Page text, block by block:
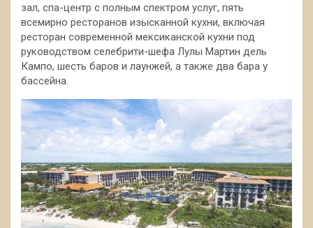
зал, спа-центр с полным спектром услуг, пять
всемирно ресторанов изысканной кухни, включая
ресторан современной мексиканской кухни под
руководством селебрити-шефа Лулы Мартин дель
Кампо, шесть баров и лаунжей, а также два бара у
бассейна.